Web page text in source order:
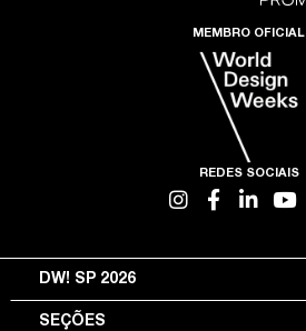
MEMBRO OFICIAL
REDES SOCIAIS
DW! SP 2026
SEÇÕES